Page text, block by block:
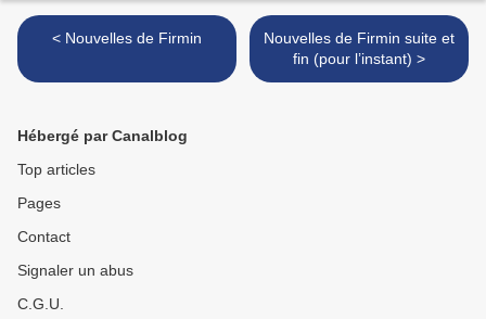
< Nouvelles de Firmin
Nouvelles de Firmin suite et
fin (pour l’instant) >
Hébergé par Canalblog
Top articles
Pages
Contact
Signaler un abus
C.G.U.